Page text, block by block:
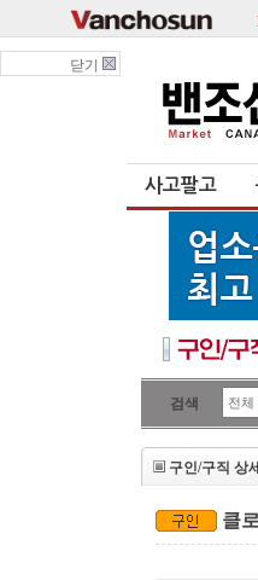
닫기
사고팔고
검색
구인/구직 상
클